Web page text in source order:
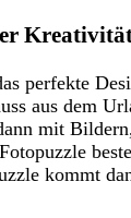
perfekte
aus dem
mit
kommt